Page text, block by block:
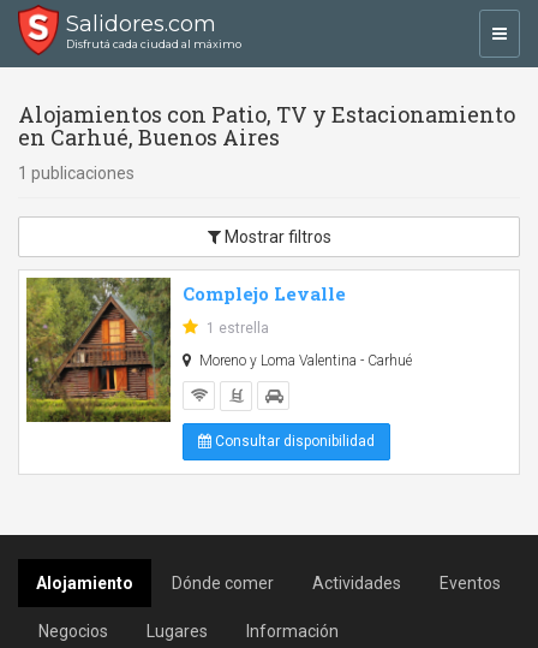
Salidores.com
Disfrutá cada ciudad al máximo
Alojamientos con Patio, TV y Estacionamiento
en Carhué, Buenos Aires
1 publicaciones
Mostrar filtros
Complejo Levalle
1 estrella
Moreno y Loma Valentina - Carhué
Consultar disponibilidad
Alojamiento Dónde comer Actividades Eventos
Negocios Lugares Información